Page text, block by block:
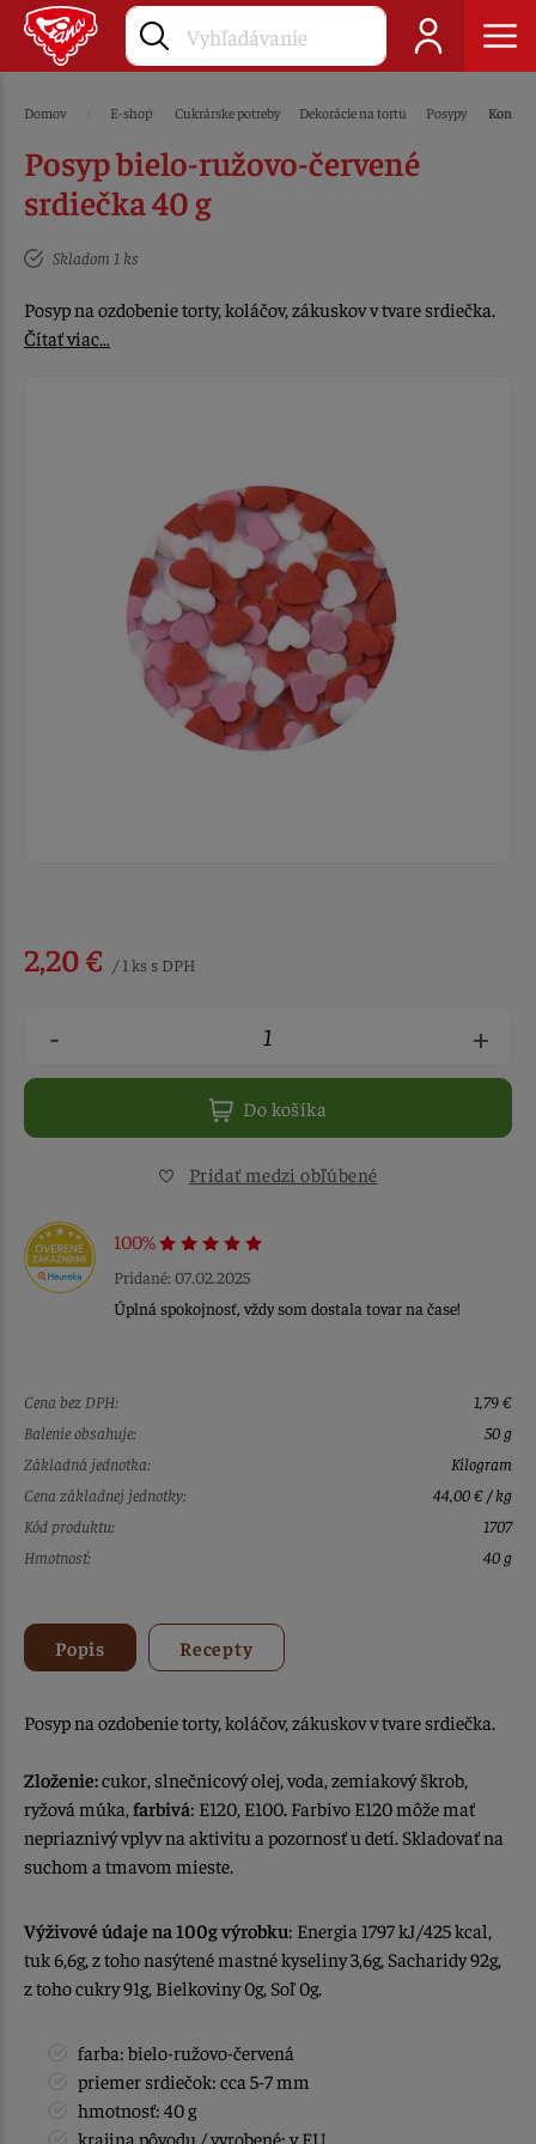
Domov E-shop Cukrárske potreby Dekorácie na tortu Posypy Konfety
Posyp bielo-ružovo-červené
srdiečka 40 g
Skladom 1 ks
Posyp na ozdobenie torty, koláčov, zákuskov v tvare srdiečka.
Čítať viac…
2,20 € / 1 ks s DPH
- +
Do košíka
Pridať medzi obľúbené
100%
Pridané: 07.02.2025
Úplná spokojnosť, vždy som dostala tovar na čase!
Cena bez DPH:
1,79 €
Balenie obsahuje:
50 g
Základná jednotka:
Kilogram
Cena základnej jednotky:
44,00 € / kg
Kód produktu:
1707
Hmotnosť:
40 g
Popis Recepty
Posyp na ozdobenie torty, koláčov, zákuskov v tvare srdiečka.
Zloženie:cukor, slnečnicový olej, voda, zemiakový škrob,
ryžová múka, farbivá: E120, E100 Farbivo E120 môže mať
nepriaznivý vplyv na aktivitu a pozornosť u detí. Skladovať na
suchom a tmavom mieste.
Výživové údaje na 100g výrobku: Energia 1797 kJ/425 kcal,
tuk 6,6g, z toho nasýtené mastné kyseliny 3,6g, Sacharidy 92g,
z toho cukry 91g, Bielkoviny 0g, Soľ 0g.
farba: bielo-ružovo-červená
priemer srdiečok: cca 5-7 mm
hmotnosť: 40 g
krajina pôvodu / vyrobené: v EU